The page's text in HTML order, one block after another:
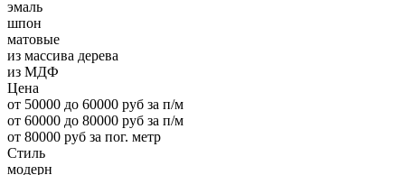
эмаль
шпон
матовые
из массива дерева
из МДФ
Цена
от 50000 до 60000 руб за п/м
от 60000 до 80000 руб за п/м
от 80000 руб за пог. метр
Стиль
модерн